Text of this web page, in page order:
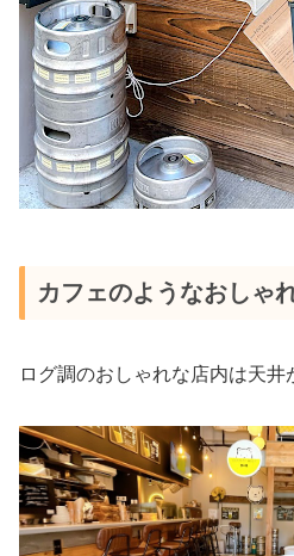
カフェのようなおしゃ
ログ調のおしゃれな店内は天井